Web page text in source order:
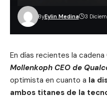
ByEylin Medina 3
En días recientes la
Mollenkoph CEO de
optimista en cuanto a la
ambos titanes de la